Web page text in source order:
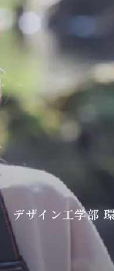
デザイン工学部